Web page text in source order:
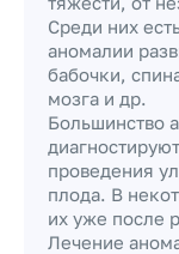
Среди них
аномалии
бабочки,
мозга и др.
Большинство
проведения
плода. В
их уже после
Лечение